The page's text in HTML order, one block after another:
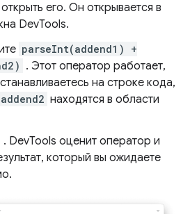
его. Он открывается в
DevTools.
parseInt(addend1) +
. Этот оператор работает,
на строке кода,
addend2 находятся в области
. DevTools оценит оператор и
который вы ожидаете